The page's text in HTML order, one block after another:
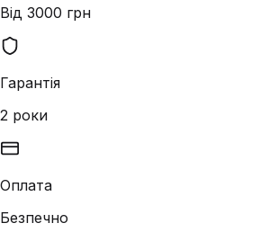
Від 3000 грн
Гарантія
2 роки
Оплата
Безпечно